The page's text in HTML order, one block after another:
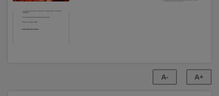
A- A+